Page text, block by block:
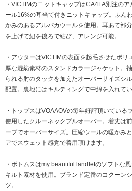
・VICTIMのニットキャップはCA4LA別注の
ール16%の耳当て付きニットキャップ。ふん
かみのあるアルパカウールを使用。耳あて部
を上げて紐を後ろで結び、アレンジ可能。
・アウターはVICTIMの表面を起毛させたポ
厚な混紡素材のスタンドカラージャケット。
られる肘のタックを加えたオーバーサイズシ
配置。裏地にはキルティングで中綿を入れて
・トップスはVOAAOVの毎年好評頂いている
使用したクルーネックプルオーバー。着丈は
ーブでオーバーサイズ。圧縮ウールの暖かみ
アでスウェット感覚で着用頂けます。
・ボトムスはmy beautiful landletのソフトな
キルト素材を使用。ブランド定番のコクーン
ツ。